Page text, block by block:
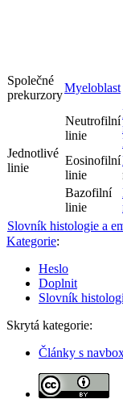
Společné
prekurzory
Myeloblast
Jednotlivé
linie
Neutrofilní
linie
Eosinofilní
linie
Bazofilní
linie
Slovník histologie a
Kategorie:
Heslo
Doplnit
Slovník
Skrytá kategorie:
Články s